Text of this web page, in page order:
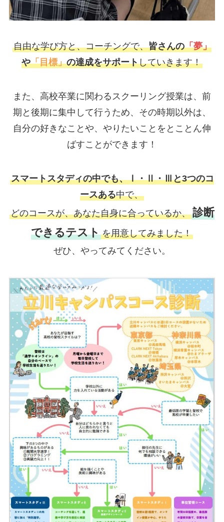
自由な学び方と、コーチングで、皆さんの「夢」
や「目標」の達成をサポートしていきます！
また、高校卒業に関わるスクーリング授業は、前
期と後期に集中して行うため、その時期以外は、
自分の好きなことや、やりたいことをとことん伸
ばすことができます！
スマートスタディの中でも、Ⅰ・Ⅱ・Ⅲと3つのコ
ースある中で、
どのコースが、あなた自身に合っているか、 診断
できるテスト を用意してみました！
ぜひ、やってみてください。